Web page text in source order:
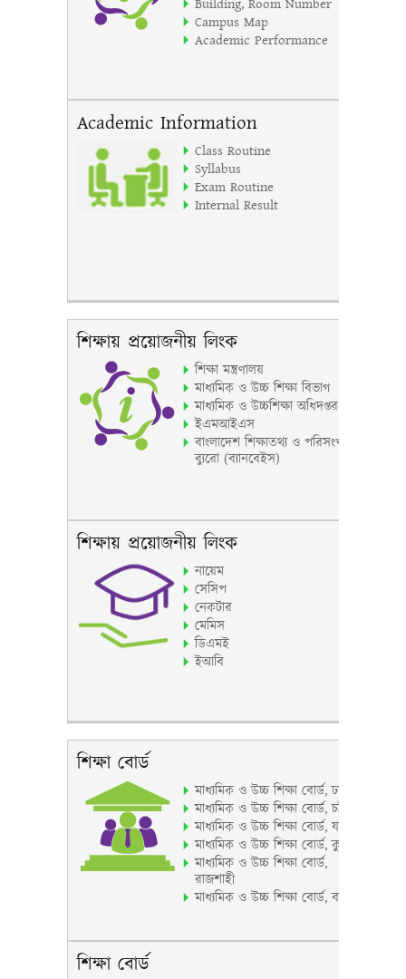
Campus Map
Academic Performance
Academic Information
Class Routine
Syllabus
Exam Routine
Internal Result
শিক্ষায় প্রয়োজনীয় লিংক
শিক্ষা মন্ত্রণালয়
মাধ্যমিক ও উচ্চ শিক্ষা বিভাগ
মাধ্যমিক ও উচ্চশিক্ষা অধিদপ্তর
ইএমআইএস
বাংলাদেশ শিক্ষাতথ্য ও পরিসংখ্যান
ব্যুরো (ব্যানবেইস)
শিক্ষায় প্রয়োজনীয় লিংক
নায়েম
সেসিপ
নেকটার
মেমিস
ডিএমই
ইআবি
শিক্ষা বোর্ড
মাধ্যমিক ও উচ্চ শিক্ষা বোর্ড, ঢাকা
মাধ্যমিক ও উচ্চ শিক্ষা বোর্ড, চট্টগ্রাম
মাধ্যমিক ও উচ্চ শিক্ষা বোর্ড, যশোর
মাধ্যমিক ও উচ্চ শিক্ষা বোর্ড, কুমিল্লা
মাধ্যমিক ও উচ্চ শিক্ষা বোর্ড,
রাজশাহী
মাধ্যমিক ও উচ্চ শিক্ষা বোর্ড, বরিশাল
শিক্ষা বোর্ড